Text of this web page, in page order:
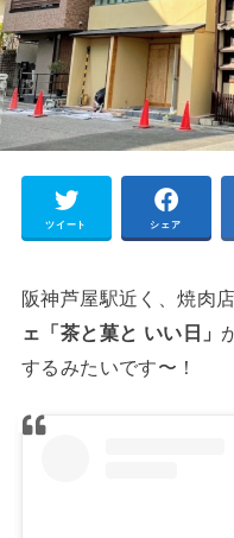
ツイート シェア
阪神芦屋駅近く、焼肉
ェ「茶と菓と いい日」
するみたいです〜！